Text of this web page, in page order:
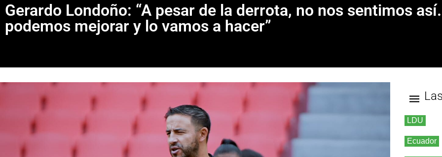
Gerardo Londoño: “A pesar de la derrota, no nos sentimos
podemos mejorar y lo vamos a hacer”
LDU
Ecuador